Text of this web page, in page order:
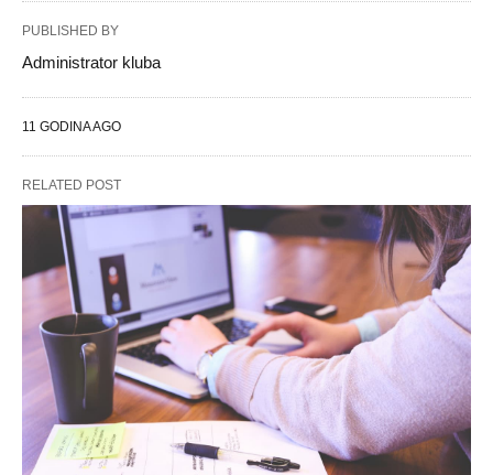
PUBLISHED BY
Administrator kluba
11 GODINA AGO
RELATED POST